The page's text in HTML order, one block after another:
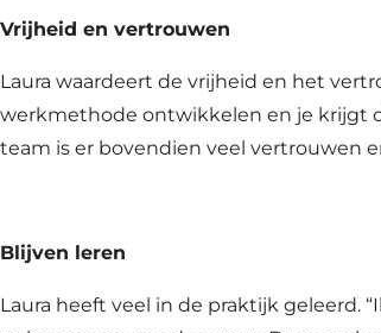
Vrijheid en vertrouwen
Laura waardeert de vrijheid en het
werkmethode ontwikkelen en je krijgt
team is er bovendien veel vertrouwen
Blijven leren
Laura heeft veel in de praktijk geleerd.